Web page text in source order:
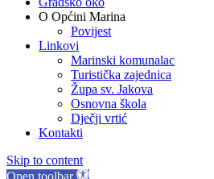
O Općini Marina
Povijest
Linkovi
Marinski komunalac
Turistička zajednica
Župa sv. Jakova
Osnovna škola
Dječji vrtić
Kontakti
Skip to content